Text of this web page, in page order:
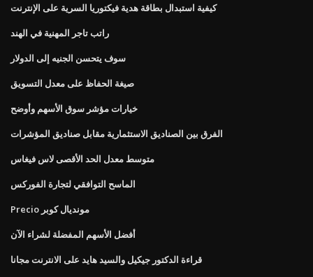
كيفية استبدال بطاقة هدية فيكتوريا السرية على الإنترنت
راتب تاجر المهنية في الهند
سوف يتحسن الجنيه إلى الدولار
صيغة الحفاظ على معدل التسويق
خيارات مؤشر سوق الأسهم وأوضح
الفرق بين الصناديق الاستثمارية مقابل صناديق المؤشرات
متوسط ​​معدل الحد الأقصى لاس فيغاس
الماسح التوافقي لتجارة الفوركس
Precio مونديال كوبر
أفضل الأسهم المفضلة لشراء الآن
قراءة الدكتور جيكيل والسيد هايد على الانترنت مجانا